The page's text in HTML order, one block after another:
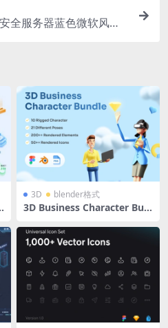
全服务器蓝色微软风玻
3D blender格式
3D Business Character Bun
抠图人物动作演示插画插图设
计素材